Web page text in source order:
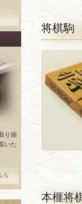
将棋駒
本榧将
り揃
いた